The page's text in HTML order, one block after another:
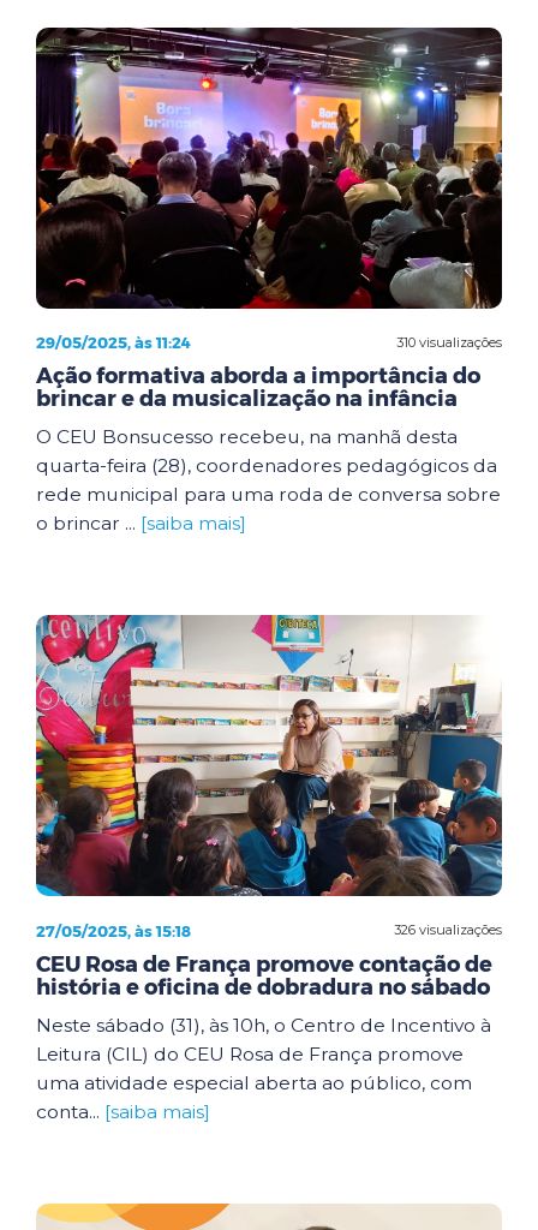
310 visualizações
29/05/2025, às 11:24
Ação formativa aborda a importância do
brincar e da musicalização na infância
O CEU Bonsucesso recebeu, na manhã desta
quarta-feira (28), coordenadores pedagógicos da
rede municipal para uma roda de conversa sobre
o brincar ... [saiba mais]
326 visualizações
27/05/2025, às 15:18
CEU Rosa de França promove contação de
história e oficina de dobradura no sábado
Neste sábado (31), às 10h, o Centro de Incentivo à
Leitura (CIL) do CEU Rosa de França promove
uma atividade especial aberta ao público, com
conta... [saiba mais]